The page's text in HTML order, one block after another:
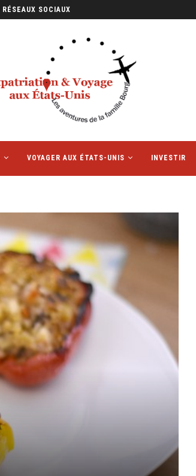
SOCIAUX
VOYAGER AUX ÉTATS-UNIS INVESTIR